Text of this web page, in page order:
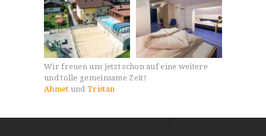
Wir freuen uns jetzt schon auf eine weitere
und tolle gemeinsame Zeit!
Ahmet undTristan